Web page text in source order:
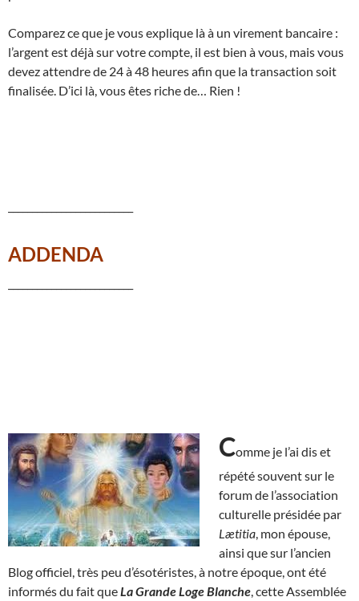
Comparez ce que je vous explique là à un virement bancaire :
l’argent est déjà sur votre compte, il est bien à vous, mais vous
devez attendre de 24 à 48 heures afin que la transaction soit
finalisée. D’ici là, vous êtes riche de… Rien !
ADDENDA
Comme je l’ai dis et
répété souvent sur le
forum de l’association
culturelle présidée par
Lætitia , mon épouse,
ainsi que sur l’ancien
Blog officiel, très peu d’ésotéristes, à notre époque, ont été
informés du fait queLa Grande Loge Blanche , cette Assemblée